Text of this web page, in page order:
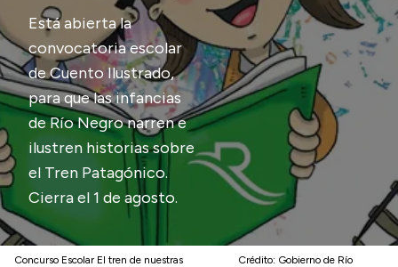
Boletín Oficial
Compras y licitaciones
Consulta de expedientes
Consulta de pago a proveedores
Convocatorias
Login
Está abierta la
convocatoria escolar
de Cuento Ilustrado,
para que las infancias
de Río Negro narren e
ilustren historias sobre
el Tren Patagónico.
Cierra el 1 de agosto.
Concurso Escolar El tren de nuestras
Crédito: Gobierno de Río